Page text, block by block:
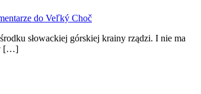
do Veľký Choč
słowackiej górskiej krainy rządzi. I nie ma
[…]